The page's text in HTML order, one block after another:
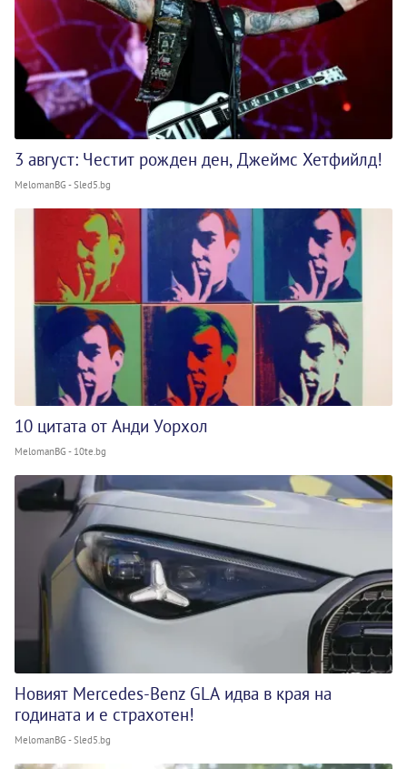
3 август: Честит рожден ден, Джеймс Хетфийлд!
MelomanBG - Sled5.bg
10 цитата от Анди Уорхол
MelomanBG - 10te.bg
Новият Mercedes-Benz GLA идва в края на
годината и е страхотен!
MelomanBG - Sled5.bg